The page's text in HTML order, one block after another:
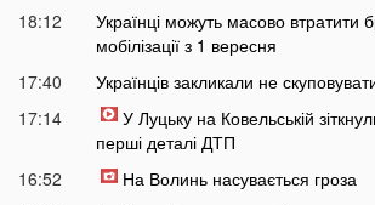
18:12
Українці можуть масово втратити
мобілізації з 1 вересня
17:40
Українців закликали не
17:14
У Луцьку на Ковельській
перші деталі ДТП
16:52
На Волинь насувається гроза